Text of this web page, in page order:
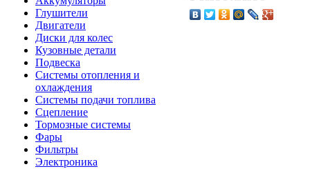
Глушители
Двигатели
Диски для колес
Кузовные детали
Подвеска
Системы отопления и
охлаждения
Системы подачи топлива
Сцепление
Тормозные системы
Фары
Фильтры
Электроника